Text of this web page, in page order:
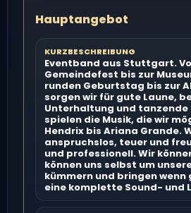
Hauptangebot
KURZBESCHREIBUNG
Eventband aus Stuttgart.
Gemeindefest bis zur
runden Geburtstag bis zur
sorgen wir für gute Laune,
Unterhaltung und tanzende
spielen die Musik, die wir
Hendrix bis Ariana Grande.
anspruchslos, teuer und
und professionell. Wir
können uns selbst um
kümmern und bringen wenn
eine komplette Sound- und